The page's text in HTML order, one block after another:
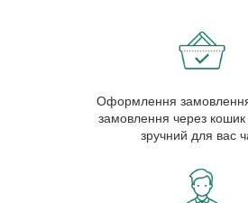
Оформлення замовлення
замовлення через кошик
зручний для вас